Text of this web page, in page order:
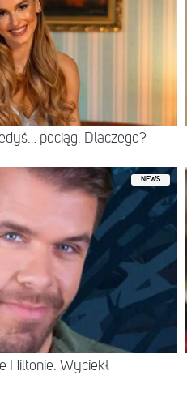
pociąg. Dlaczego?
NEWS
Hiltonie. Wyciekł